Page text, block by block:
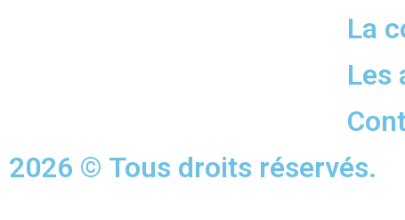
La
Les
2026 © Tous droits réservés.